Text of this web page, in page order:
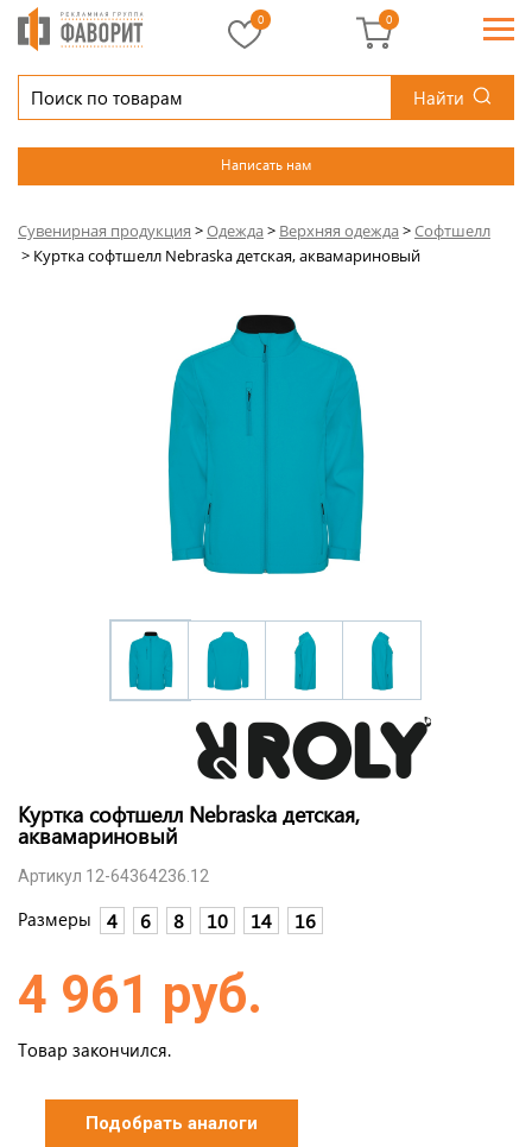
Найти
Написать нам
0 0
Сувенирная продукция >Одежда> Верхняя одежда>Софтшелл
> Куртка софтшелл Nebraska детская, аквамариновый
Куртка софтшелл Nebraska детская,
аквамариновый
Артикул 12-64364236.12
Размеры 4 6 8 10 14 16
4 961 руб.
Товар закончился.
Подобрать аналоги